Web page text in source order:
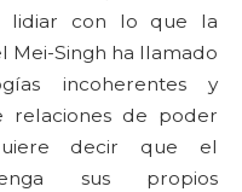
lidiar con lo que la
Mei-Singh ha llamado
incoherentes y
relaciones de poder
decir que el
sus propios